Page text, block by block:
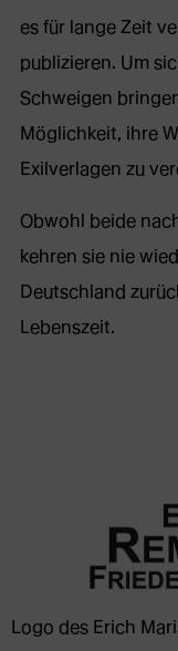
es für lange Zeit
publizieren. Um
Schweigen
Möglichkeit, ihre
Exilverlagen zu
Obwohl beide
kehren sie nie
Deutschland
Lebenszeit.
Logo des Erich